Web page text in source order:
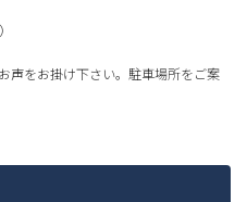
声をお掛け下さい。駐車場所をご案